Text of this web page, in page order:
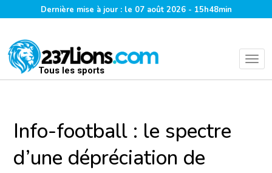
Dernière mise à jour : le 07 août 2026 - 15h48min
Tous les sports
Info-football : le spectre
d’une dépréciation de